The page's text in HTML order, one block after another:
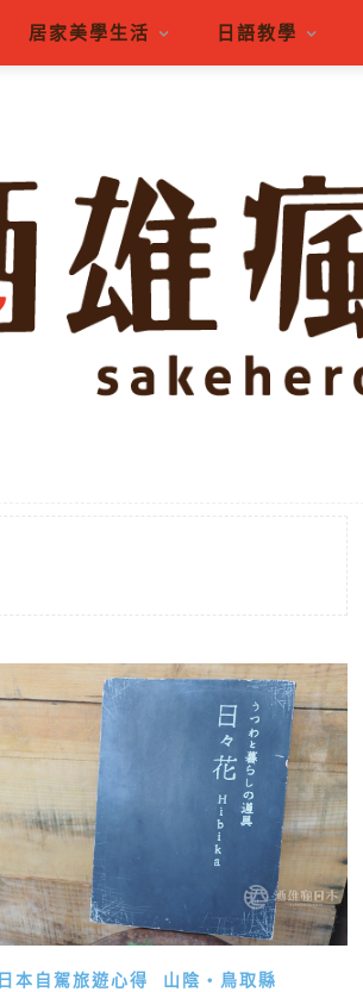
居家美學生活 日語教學
日本自駕旅遊心得 山陰・鳥取縣